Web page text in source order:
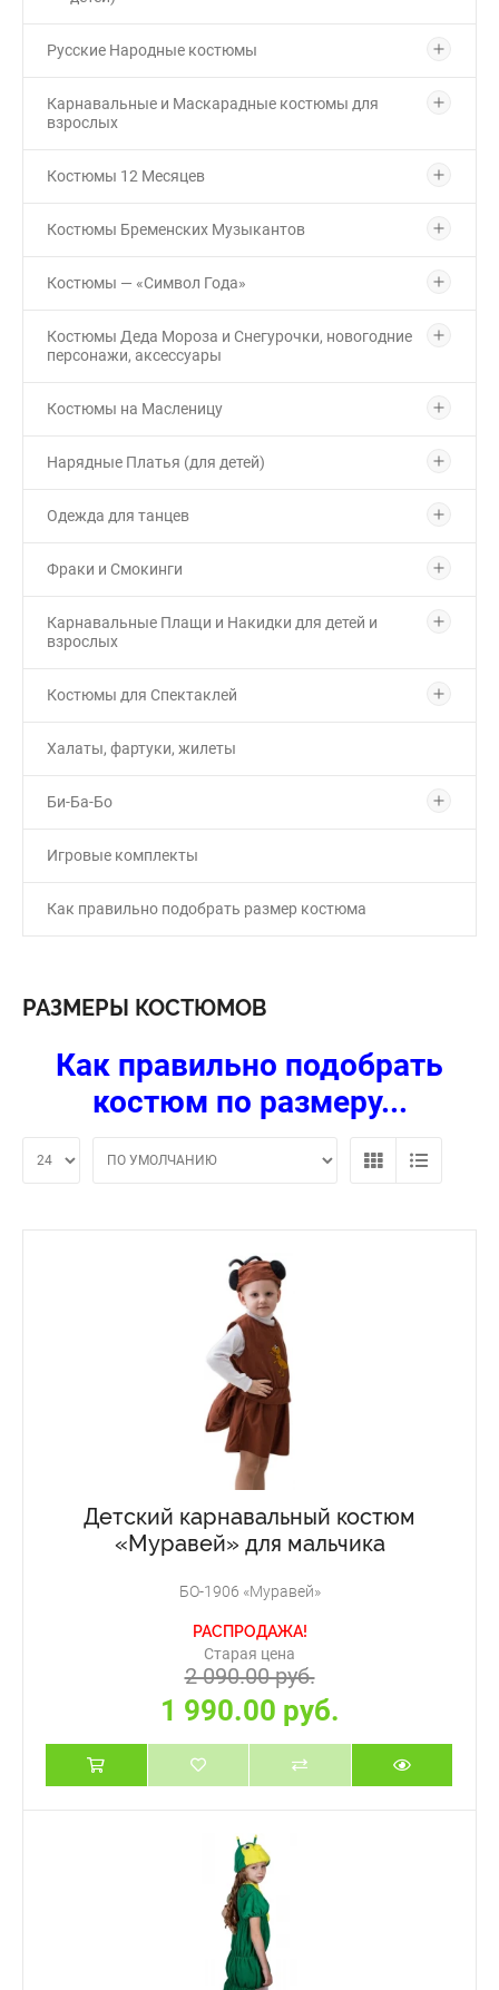
Русские Народные костюмы
Карнавальные и Маскарадные костюмы для
взрослых
Костюмы 12 Месяцев
Костюмы Бременских Музыкантов
Костюмы — «Символ Года»
Костюмы Деда Мороза и Снегурочки, новогодние
персонажи, аксессуары
Костюмы на Масленицу
Нарядные Платья (для детей)
Одежда для танцев
Фраки и Смокинги
Карнавальные Плащи и Накидки для детей и
взрослых
Костюмы для Спектаклей
Халаты, фартуки, жилеты
Би-Ба-Бо
Игровые комплекты
Как правильно подобрать размер костюма
РАЗМЕРЫ КОСТЮМОВ
Как правильно подобрать
костюм по размеру...
Детский карнавальный костюм
«Муравей» для мальчика
БО-1906 «Муравей»
РАСПРОДАЖА!
Старая цена
2 090.00 руб.
1 990.00 руб.